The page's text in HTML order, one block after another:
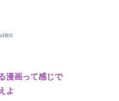
漫画って感じで
よ